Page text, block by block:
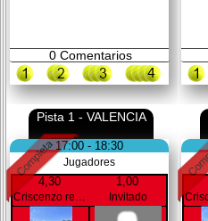
0Comentarios
Pista 1 - VALENCIA
17:00 - 18:30
Jugadores
4,30 1,00
Invitado